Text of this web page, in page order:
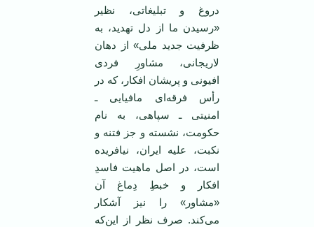
دروغ و تبلیغاتی، نظیر
«رسیدن ما از دل تهدید، به
ظرفیت جدید ملی» از دهان
لاریجانی، مشاورِ فردی
افیونی و پریشان افکار، که در
رأس فرقه‌ای مافیایی ـ
امنیتی ـ سپاهی، به نام
حکومت، نشسته و جز فتنه و
نکبت، علیه ایران، نیافریده
است، در اصل ماهیت فاسدِ
افکار و خبطِ دِماغ آن
«مشاور» را نیز آشکار
می‌کند. صرف نظر از این‌که